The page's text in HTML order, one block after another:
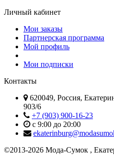
Личный кабинет
Мои заказы
Партнерская программа
Мой профиль
Мои подписки
Контакты
620049, Россия,
903/6
+7 (903) 900-16-23
с 9:00 до 20:00
©2013-2026 Мода-Сумок ,